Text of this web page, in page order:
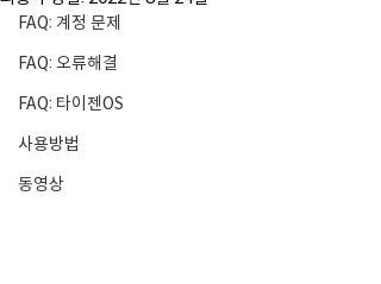
FAQ: 계정 문제
FAQ: 오류해결
FAQ: 타이젠OS
사용방법
동영상